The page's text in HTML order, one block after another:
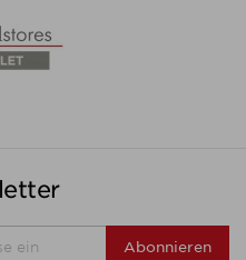
Abonnieren